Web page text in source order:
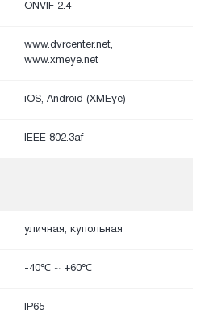
ONVIF 2.4
www.dvrcenter.net,
www.xmeye.net
iOS, Android (XMEye)
IEEE 802.3af
уличная, купольная
-40℃ ~ +60℃
IP65